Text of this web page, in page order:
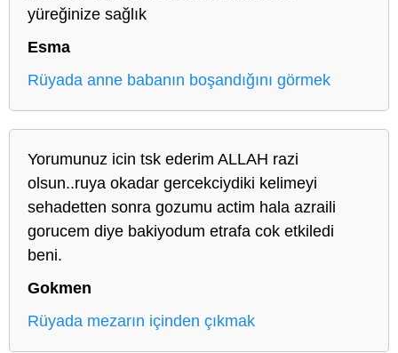
yüreğinize sağlık
Esma
Rüyada anne babanın boşandığını görmek
Yorumunuz icin tsk ederim ALLAH razi
olsun..ruya okadar gercekciydiki kelimeyi
sehadetten sonra gozumu actim hala azraili
gorucem diye bakiyodum etrafa cok etkiledi
beni.
Gokmen
Rüyada mezarın içinden çıkmak